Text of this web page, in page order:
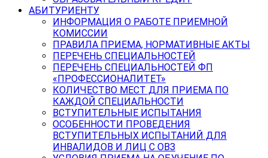
АБИТУРИЕНТУ
ИНФОРМАЦИЯ О РАБОТЕ ПРИЕМНОЙ
КОМИССИИ
ПРАВИЛА ПРИЕМА, НОРМАТИВНЫЕ АКТЫ
ПЕРЕЧЕНЬ СПЕЦИАЛЬНОСТЕЙ
ПЕРЕЧЕНЬ СПЕЦИАЛЬНОСТЕЙ ФП
«ПРОФЕССИОНАЛИТЕТ»
КОЛИЧЕСТВО МЕСТ ДЛЯ ПРИЕМА ПО
КАЖДОЙ СПЕЦИАЛЬНОСТИ
ВСТУПИТЕЛЬНЫЕ ИСПЫТАНИЯ
ОСОБЕННОСТИ ПРОВЕДЕНИЯ
ВСТУПИТЕЛЬНЫХ ИСПЫТАНИЙ ДЛЯ
ИНВАЛИДОВ И ЛИЦ С ОВЗ